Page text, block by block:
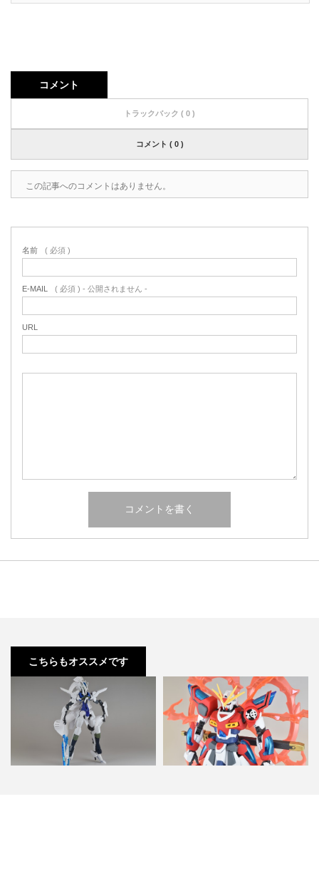
コメント
トラックバック ( 0 )
コメント ( 0 )
この記事へのコメントはありません。
名前 ( 必須 )
E-MAIL ( 必須 ) - 公開されません -
URL
こちらもオススメです